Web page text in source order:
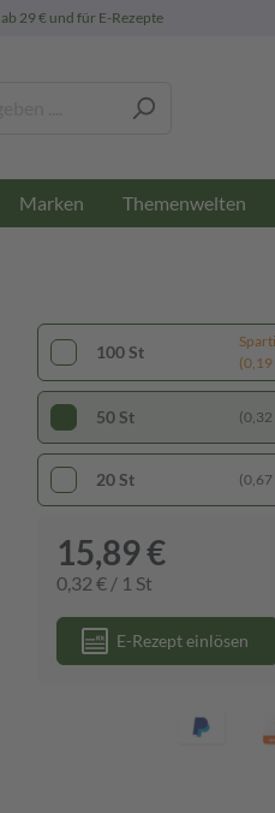
ab 29 € und für E-Rezepte
Marken Themenwelten
100 St
(0,19
50 St (0,32
20 St (0,67
15,89 €
0,32 € / 1 St
E-Rezept einlösen